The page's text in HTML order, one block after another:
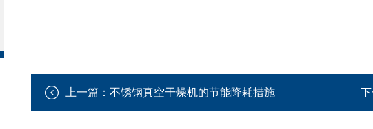
上一篇： 不锈钢真空干燥机的节能降耗措施 下